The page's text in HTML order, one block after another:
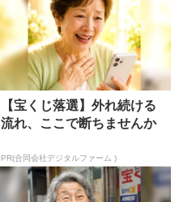
【宝くじ落選】外れ続ける
流れ、ここで断ちませんか
PR(合同会社デジタルファーム )